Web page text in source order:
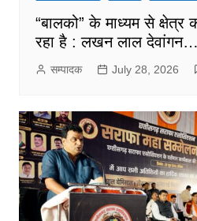
“बालको” के माध्यम से क्षेत्र
रहा है : लखन लाल देवांगन…
सम्पादक July 28, 2026